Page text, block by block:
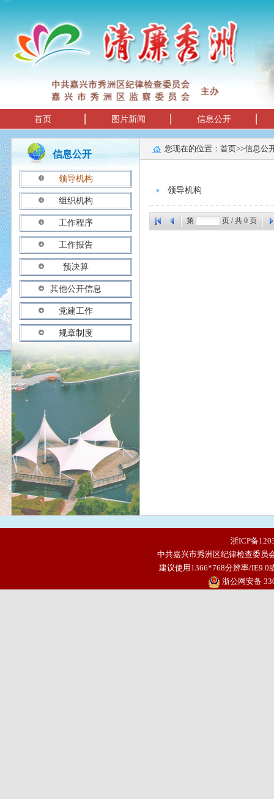
首页 图片新闻 信息公开
信息公开
领导机构
组织机构
工作程序
工作报告
预决算
其他公开信息
党建工作
规章制度
您现在的位置： 首页>>信息公
领导机构
第 页 / 共 0 页
浙ICP备
中共嘉兴市秀洲区纪律检查委员
建议使用1366*768分辨率/IE9.0
浙公网安备